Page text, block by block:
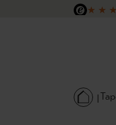
Hauptinhalt springen
Zur Suche springen
Zur Hauptnavigation
★ ★ ★